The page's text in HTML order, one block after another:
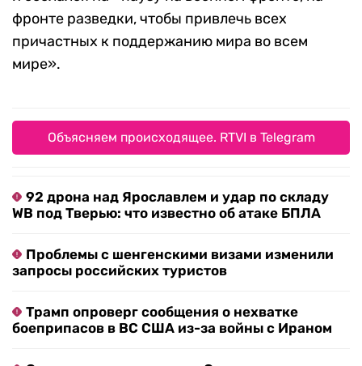
фронте разведки, чтобы привлечь всех
причастных к поддержанию мира во всем
мире».
Объясняем происходящее. RTVI в Telegram
92 дрона над Ярославлем и удар по складу
WB под Тверью: что известно об атаке БПЛА
Проблемы с шенгенскими визами изменили
запросы российских туристов
Трамп опроверг сообщения о нехватке
боеприпасов в ВС США из-за войны с Ираном